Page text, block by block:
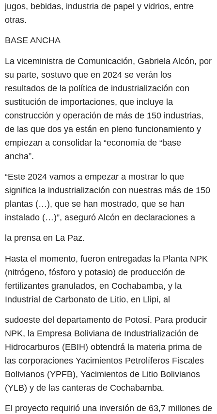
jugos, bebidas, industria de papel y vidrios, entre
otras.
BASE ANCHA
La viceministra de Comunicación, Gabriela Alcón, por
su parte, sostuvo que en 2024 se verán los
resultados de la política de industrialización con
sustitución de importaciones, que incluye la
construcción y operación de más de 150 industrias,
de las que dos ya están en pleno funcionamiento y
empiezan a consolidar la “economía de “base
ancha”.
“Este 2024 vamos a empezar a mostrar lo que
significa la industrialización con nuestras más de 150
plantas (…), que se han mostrado, que se han
instalado (…)”, aseguró Alcón en declaraciones a
la prensa en La Paz.
Hasta el momento, fueron entregadas la Planta NPK
(nitrógeno, fósforo y potasio) de producción de
fertilizantes granulados, en Cochabamba, y la
Industrial de Carbonato de Litio, en Llipi, al
sudoeste del departamento de Potosí. Para producir
NPK, la Empresa Boliviana de Industrialización de
Hidrocarburos (EBIH) obtendrá la materia prima de
las corporaciones Yacimientos Petrolíferos Fiscales
Bolivianos (YPFB), Yacimientos de Litio Bolivianos
(YLB) y de las canteras de Cochabamba.
El proyecto requirió una inversión de 63,7 millones de